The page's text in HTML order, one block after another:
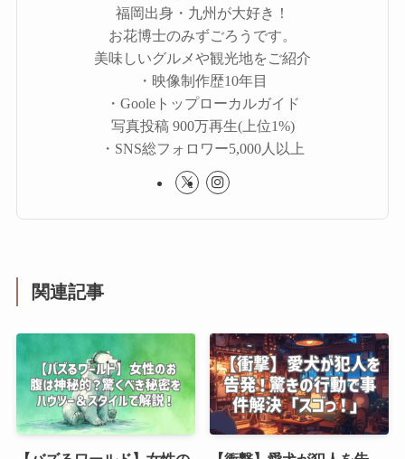
福岡出身・九州が大好き！
お花博士のみずごろうです。
美味しいグルメや観光地をご紹介
・映像制作歴10年目
・Gooleトップローカルガイド
写真投稿 900万再生(上位1%)
・SNS総フォロワー5,000人以上
関連記事